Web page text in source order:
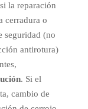
la reparación
cerradura o
seguridad (no
antirotura)
. Si el
cambio de